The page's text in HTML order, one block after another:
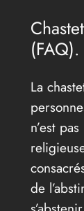
(FAQ).
La
n’est
de